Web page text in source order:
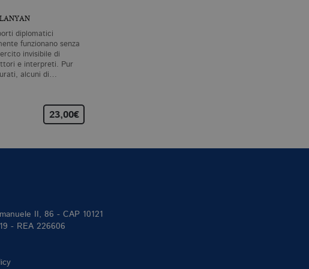
diplomatici
funzionano senza
invisibile di
e interpreti. Pur
alcuni di…
23,00€
II, 86 - CAP 10121
- REA 226606